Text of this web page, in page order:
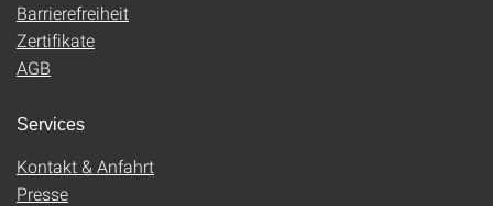
Barrierefreiheit
Zertifikate
AGB
Services
Kontakt & Anfahrt
Presse